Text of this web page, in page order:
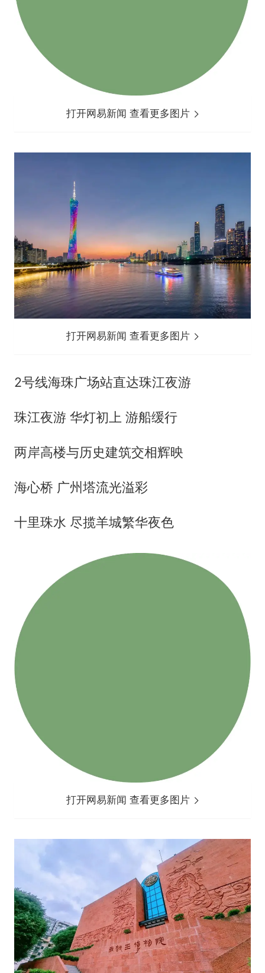
打开网易新闻 查看更多图片
打开网易新闻 查看更多图片
2号线海珠广场站直达珠江夜游
珠江夜游 华灯初上 游船缓行
两岸高楼与历史建筑交相辉映
海心桥 广州塔流光溢彩
十里珠水 尽揽羊城繁华夜色
打开网易新闻 查看更多图片